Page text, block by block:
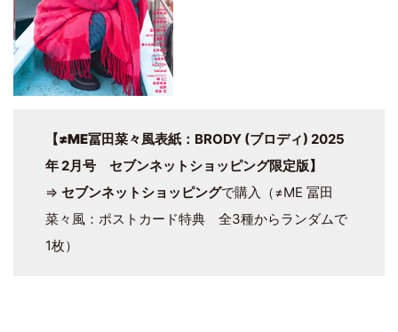
【≠ME冨田菜々風表紙：BRODY (ブロディ) 2025
年 2月号 セブンネットショッピング限定版】
⇒ セブンネットショッピングで購入（≠ME 冨田
菜々風：ポストカード特典 全3種からランダムで
1枚）